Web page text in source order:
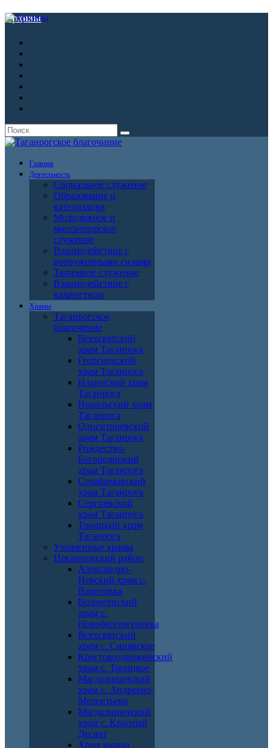
Архивы
Главная
Деятельность
Социальное служение
Образование и
катехизация
Молодежное и
миссионерское
служение
Взаимодействие с
вооруженными силами
Тюремное служение
Взаимодействие с
казачеством
Храмы
Таганрогское
благочиние
Всехсвятский
храм Таганрога
Георгиевский
храм Таганрога
Ильинский храм
Таганрога
Никольский храм
Таганрога
Одигитриевский
храм Таганрога
Рождество-
Богородицкий
храм Таганрога
Серафимовский
храм Таганрога
Сергиевский
храм Таганрога
Троицкий храм
Таганрога
Утраченные храмы
Неклиновский район
Александро-
Невский храм с.
Вареновка
Вознесенский
храм с.
Новобессергеневка
Всехсвятский
храм с. Синявское
Крестовоздвиженский
храм с. Троицкое
Магдалининский
храм с. Андреево-
Мелентьево
Магдалининский
храм с. Красный
Десант
Храм иконы